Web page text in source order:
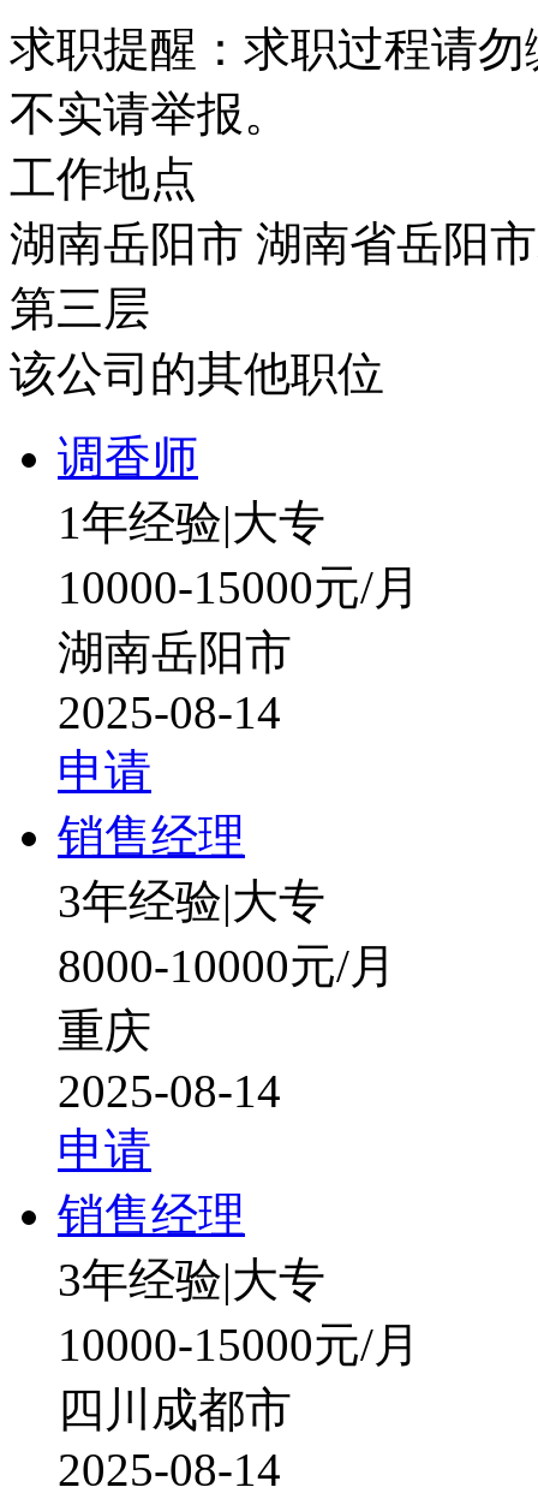
求职提醒：求职过程请
不实请举报。
工作地点
湖南岳阳市 湖南省岳阳
第三层
该公司的其他职位
调香师
1年经验|大专
10000-15000元/月
湖南岳阳市
2025-08-14
申请
销售经理
3年经验|大专
8000-10000元/月
重庆
2025-08-14
申请
销售经理
3年经验|大专
10000-15000元/月
四川成都市
2025-08-14